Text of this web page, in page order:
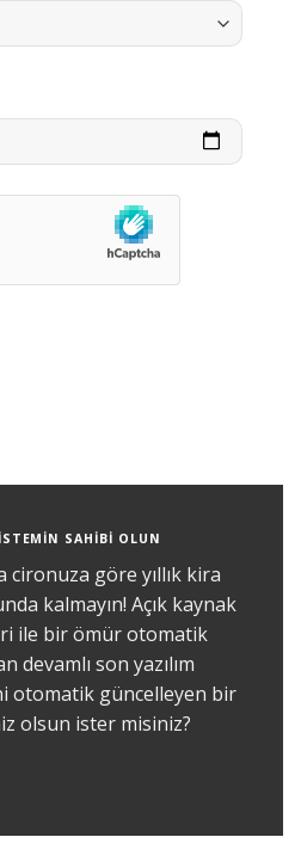
SAHIBI OLUN
cironuza göre yıllık kira
kalmayın! Açık kaynak
ile bir ömür otomatik
devamlı son yazılım
otomatik güncelleyen bir
olsun ister misiniz?